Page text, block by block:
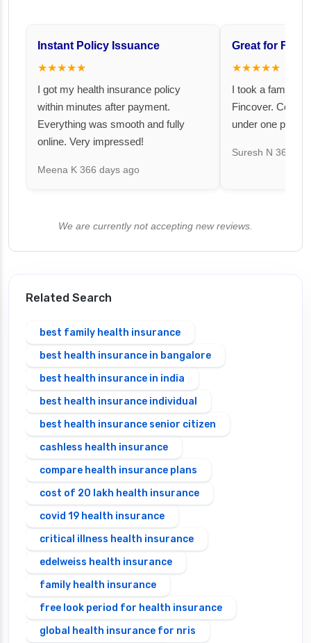
Instant Policy Issuance
★★★★★
I got my health insurance policy
within minutes after payment.
Everything was smooth and fully
online. Very impressed!
Meena K 366 days ago
Great for
★★★★★
I took a family
Fincover.
under one
Suresh N 367
We are currently not accepting new reviews.
Related Search
best family health insurance
best health insurance in bangalore
best health insurance in india
best health insurance individual
best health insurance senior citizen
cashless health insurance
compare health insurance plans
cost of 20 lakh health insurance
covid 19 health insurance
critical illness health insurance
edelweiss health insurance
family health insurance
free look period for health insurance
global health insurance for nris